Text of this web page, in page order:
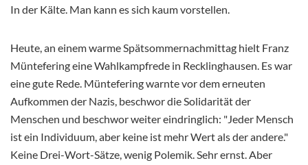
In der Kälte. Man kann es sich kaum vorstellen.
Heute, an einem warme Spätsommernachmittag hielt Franz
Müntefering eine Wahlkampfrede in Recklinghausen. Es war
eine gute Rede. Müntefering warnte vor dem erneuten
Aufkommen der Nazis, beschwor die Solidarität der
Menschen und beschwor weiter eindringlich: "Jeder Mensch
ist ein Individuum, aber keine ist mehr Wert als der andere."
Keine Drei-Wort-Sätze, wenig Polemik. Sehr ernst. Aber